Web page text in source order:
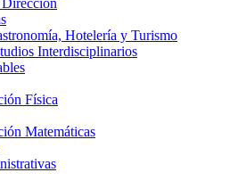
Hotelería y Turismo
Interdisciplinarios
Física
Matemáticas